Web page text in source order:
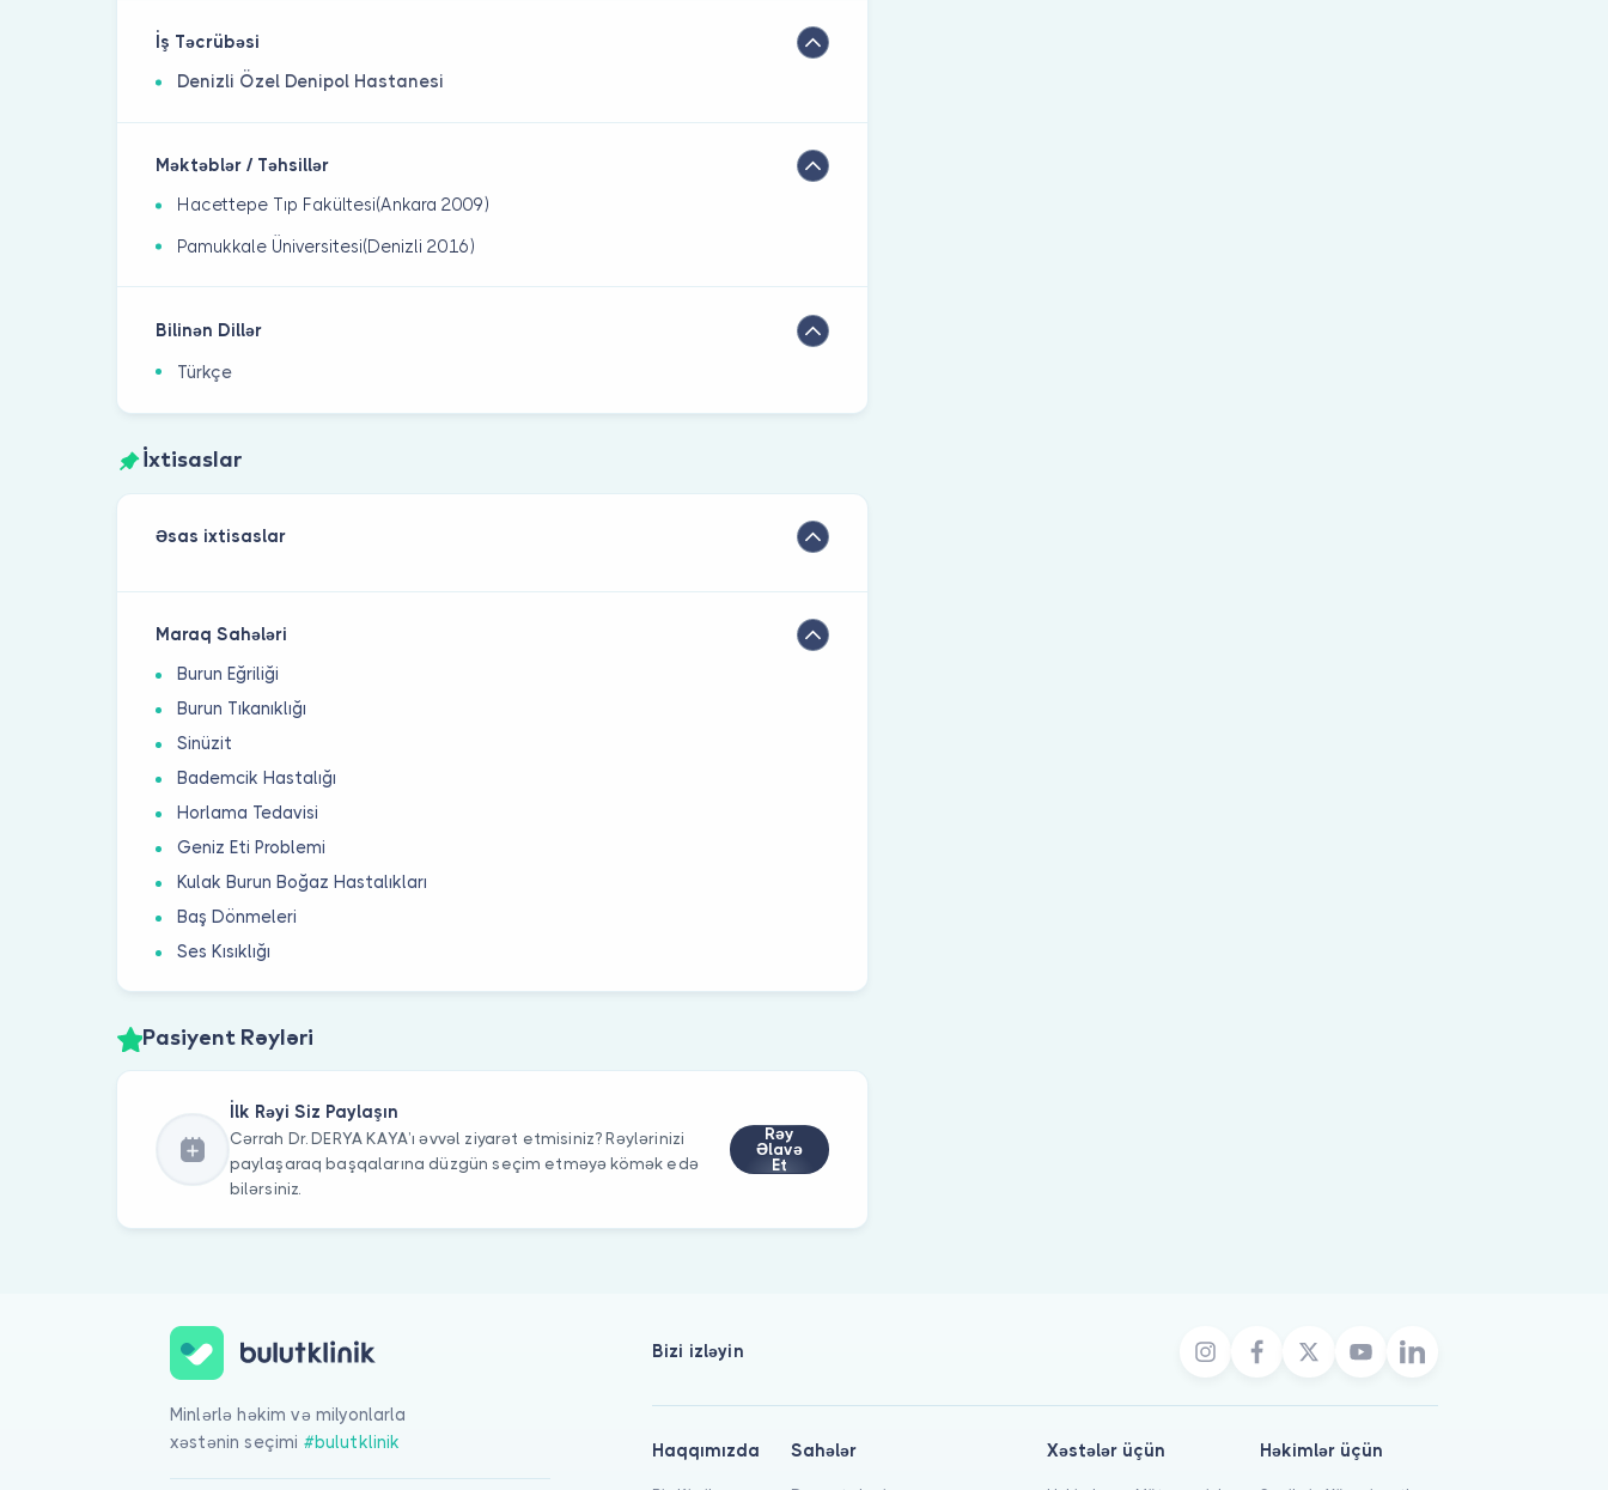
İş Təcrübəsi
Denizli Özel Denipol Hastanesi
Məktəblər / Təhsillər
Hacettepe Tıp Fakültesi(Ankara 2009)
Pamukkale Üniversitesi(Denizli 2016)
Bilinən Dillər
Türkçe
İxtisaslar
Əsas ixtisaslar
Maraq Sahələri
Burun Eğriliği
Burun Tıkanıklığı
Sinüzit
Bademcik Hastalığı
Horlama Tedavisi
Geniz Eti Problemi
Kulak Burun Boğaz Hastalıkları
Baş Dönmeleri
Ses Kısıklığı
Pasiyent Rəyləri
İlk Rəyi Siz Paylaşın
Cərrah Dr. DERYA KAYA’ı əvvəl ziyarət etmisiniz? Rəylərinizi
paylaşaraq başqalarına düzgün seçim etməyə kömək edə
bilərsiniz.
Rəy
Əlavə
Et
Minlərlə həkim və milyonlarla
xəstənin seçimi #bulutklinik
Bizi izləyin
Haqqımızda Sahələr Xəstələr üçün Həkimlər üçün